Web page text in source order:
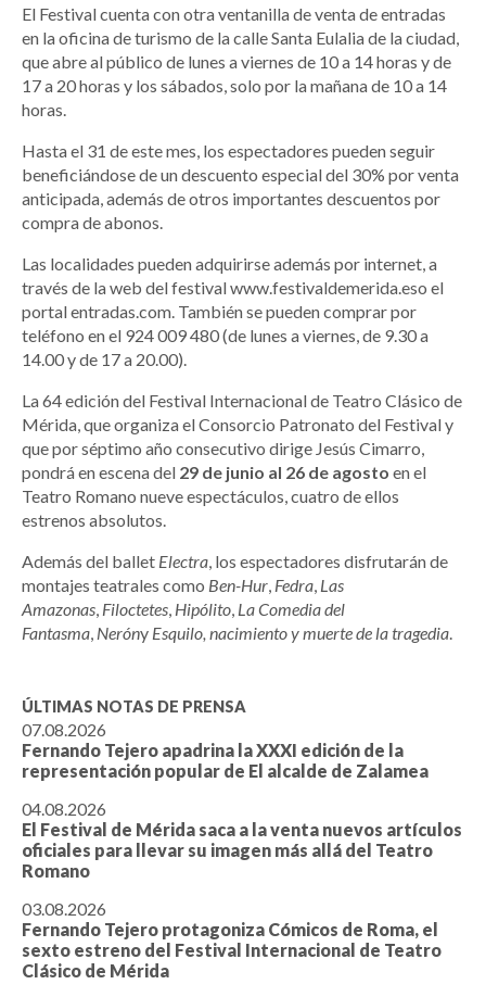
El Festival cuenta con otra ventanilla de venta de entradas
en la oficina de turismo de la calle Santa Eulalia de la ciudad,
que abre al público de lunes a viernes de 10 a 14 horas y de
17 a 20 horas y los sábados, solo por la mañana de 10 a 14
horas.
Hasta el 31 de este mes, los espectadores pueden seguir
beneficiándose de un descuento especial del 30% por venta
anticipada, además de otros importantes descuentos por
compra de abonos.
Las localidades pueden adquirirse además por internet, a
través de la web del festival www.festivaldemerida.eso el
portal entradas.com. También se pueden comprar por
teléfono en el 924 009 480 (de lunes a viernes, de 9.30 a
14.00 y de 17 a 20.00).
La 64 edición del Festival Internacional de Teatro Clásico de
Mérida, que organiza el Consorcio Patronato del Festival y
que por séptimo año consecutivo dirige Jesús Cimarro,
pondrá en escena del 29 de junio al 26 de agosto en el
Teatro Romano nueve espectáculos, cuatro de ellos
estrenos absolutos.
Además del ballet Electra , los espectadores disfrutarán de
montajes teatrales como Ben-Hur Fedra Las
Amazonas Filoctetes Hipólito La Comedia del
Fantasma Neróny Esquilo, nacimiento y muerte de la tragedia
ÚLTIMAS NOTAS DE PRENSA
07.08.2026
Fernando Tejero apadrina la XXXI edición de la
representación popular de El alcalde de Zalamea
04.08.2026
El Festival de Mérida saca a la venta nuevos artículos
oficiales para llevar su imagen más allá del Teatro
Romano
03.08.2026
Fernando Tejero protagoniza Cómicos de Roma, el
sexto estreno del Festival Internacional de Teatro
Clásico de Mérida